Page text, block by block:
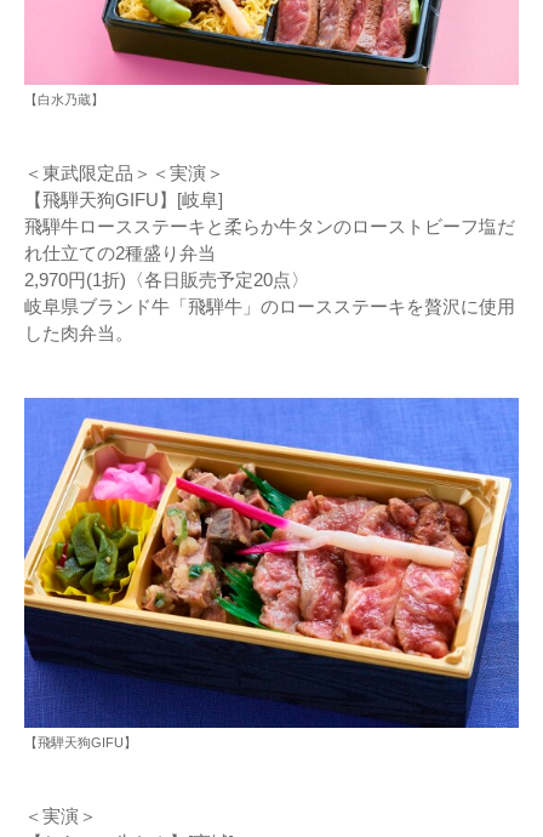
【白水乃蔵】
＜東武限定品＞＜実演＞
【飛騨天狗GIFU】[岐阜]
飛騨牛ロースステーキと柔らか牛タンのローストビーフ塩だ
れ仕立ての2種盛り弁当
2,970円(1折)〈各日販売予定20点〉
岐阜県ブランド牛「飛騨牛」のロースステーキを贅沢に使用
した肉弁当。
【飛騨天狗GIFU】
＜実演＞